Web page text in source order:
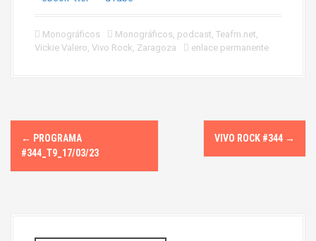
Monográficos Monográficos podcast Teafm.net
Vickie Valero Vivo Rock Zaragoza enlace permanente
N← PROGRAMA
#344_T9_17/03/23
VIVO ROCK #344 →